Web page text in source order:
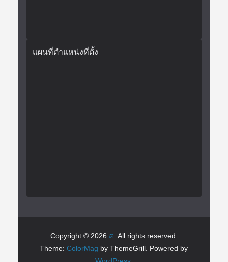
แผนที่ตำแหน่งที่ตั้ง
Copyright © 2026 ส. All rights reserved.
Theme:ColorMag by ThemeGrill. Powered by